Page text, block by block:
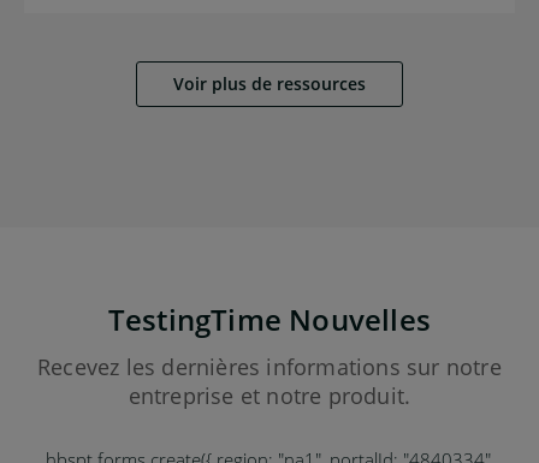
Voir plus de ressources
TestingTime Nouvelles
Recevez les dernières informations sur notre
entreprise et notre produit.